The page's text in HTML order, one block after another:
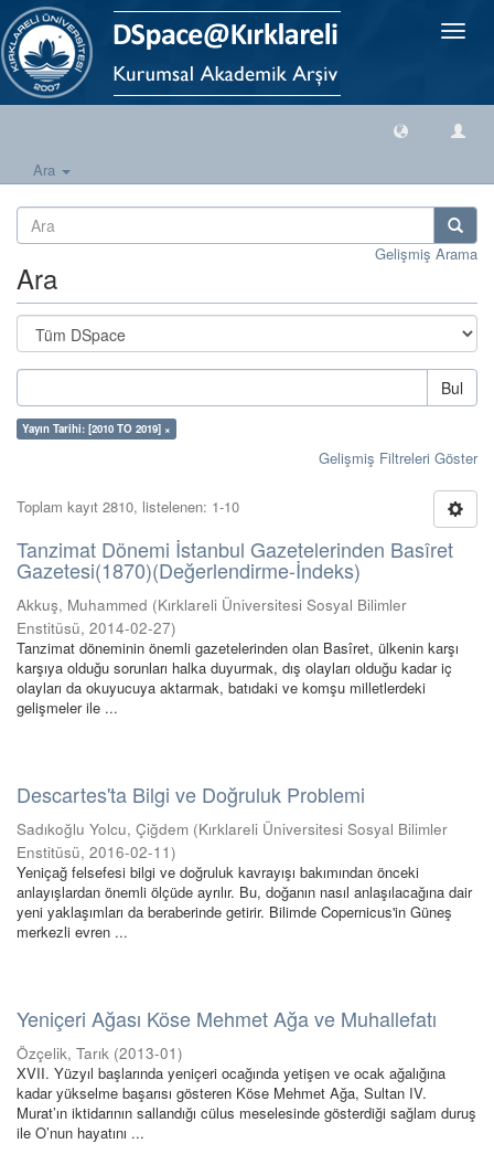
Geçiş
Ara
Gelişmiş Arama
Ara
Bul
Yayın Tarihi: [2010 TO 2019] ×
Gelişmiş Filtreleri Göster
Toplam kayıt 2810, listelenen: 1-10
Tanzimat Dönemi İstanbul Gazetelerinden Basîret
Gazetesi(1870)(Değerlendirme-İndeks)
Akkuş, Muhammed (Kırklareli Üniversitesi Sosyal Bilimler
Enstitüsü, 2014-02-27)
Tanzimat döneminin önemli gazetelerinden olan Basîret, ülkenin karşı
karşıya olduğu sorunları halka duyurmak, dış olayları olduğu kadar iç
olayları da okuyucuya aktarmak, batıdaki ve komşu milletlerdeki
gelişmeler ile ...
Descartes'ta Bilgi ve Doğruluk Problemi
Sadıkoğlu Yolcu, Çiğdem (Kırklareli Üniversitesi Sosyal Bilimler
Enstitüsü, 2016-02-11)
Yeniçağ felsefesi bilgi ve doğruluk kavrayışı bakımından önceki
anlayışlardan önemli ölçüde ayrılır. Bu, doğanın nasıl anlaşılacağına dair
yeni yaklaşımları da beraberinde getirir. Bilimde Copernicus'in Güneş
merkezli evren ...
Yeniçeri Ağası Köse Mehmet Ağa ve Muhallefatı
Özçelik, Tarık (2013-01)
XVII. Yüzyıl başlarında yeniçeri ocağında yetişen ve ocak ağalığına
kadar yükselme başarısı gösteren Köse Mehmet Ağa, Sultan IV.
Murat’ın iktidarının sallandığı cülus meselesinde gösterdiği sağlam duruş
ile O’nun hayatını ...